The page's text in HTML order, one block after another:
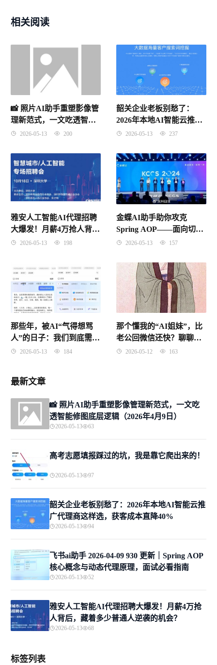
相关阅读
📸 照片AI助手重塑影像管
理新范式，一文吃透智能
修图底层逻辑（2026年4月
2026-05-13 200
韶关企业老板别愁了：
2026年本地AI智能云推广
代理商这样选，获客成本
2026-05-13 237
雅安人工智能AI代理招聘
大爆发！月薪4万抢人背
后，藏着多少普通人逆袭
2026-05-13 198
金蝶AI助手助你攻克
Spring AOP——面向切面
编程核心原理与实战
2026-05-13 157
那些年，被AI“气得想骂
人”的日子：我们到底需要
一个什么样的AI对话助
2026-05-13 184
那个懂我的“AI姐妹”，比
老公回微信还快？聊聊我
身边的仕女型代理人
2026-05-12 163
最新文章
📸 照片AI助手重塑影像管理新范式，一文吃
透智能修图底层逻辑（2026年4月9日）
2026-05-13 63
高考志愿填报踩过的坑，我是靠它爬出来的！
2026-05-13 97
韶关企业老板别愁了：2026年本地AI智能云推
广代理商这样选，获客成本直降40%
2026-05-13 94
飞书ai助手 2026-04-09 930 更新｜Spring AOP
核心概念与动态代理原理，面试必看指南
2026-05-13 52
雅安人工智能AI代理招聘大爆发！月薪4万抢
人背后，藏着多少普通人逆袭的机会？
2026-05-13 68
标签列表